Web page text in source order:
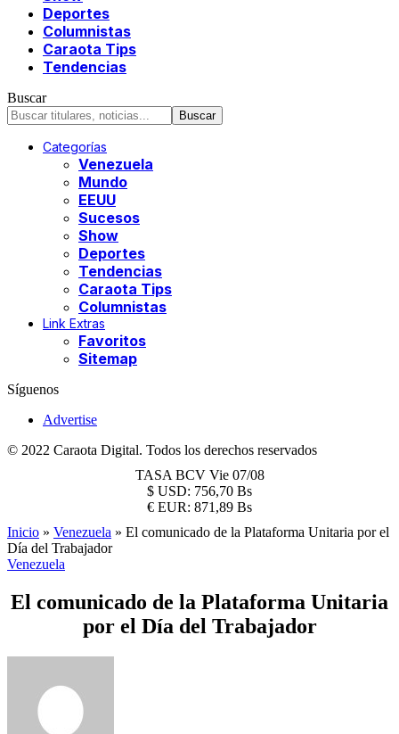
Deportes
Columnistas
Caraota Tips
Tendencias
Buscar
Categorías
Venezuela
Mundo
EEUU
Sucesos
Show
Deportes
Tendencias
Caraota Tips
Columnistas
Link Extras
Favoritos
Sitemap
Síguenos
Advertise
© 2022 Caraota Digital. Todos los derechos reservados
TASA BCV Vie 07/08
$ USD: 756,70 Bs
€ EUR: 871,89 Bs
Inicio » Venezuela » El comunicado de la Plataforma Unitaria por el
Día del Trabajador
Venezuela
El comunicado de la Plataforma Unitaria
por el Día del Trabajador